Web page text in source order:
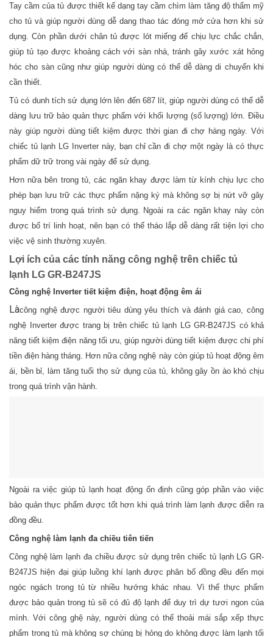
Tay cầm của tủ được thiết kế dạng tay cầm chìm làm tăng độ thẩm mỹ
cho tủ và giúp người dùng dễ dang thao tác đóng mở cửa hơn khi sử
dụng. Còn phần dưới chân tủ được lót miếng đế chịu lực chắc chắn,
giúp tủ tạo được khoảng cách với sàn nhà, tránh gây xước xát hỏng
hóc cho sàn cũng như giúp người dùng có thể dễ dàng di chuyển khi
cần thiết.
Tủ có dunh tích sử dụng lớn lên đến 687 lít, giúp người dùng có thể dễ
dàng lưu trữ bảo quản thực phẩm với khối lượng (số lượng) lớn. Điều
này giúp người dùng tiết kiệm được thời gian đi chợ hàng ngày. Với
chiếc tủ lạnh LG Inverter này, bạn chỉ cần đi chợ một ngày là có thực
phẩm dữ trữ trong vài ngày để sử dụng.
Hơn nữa bên trong tủ, các ngăn khay được làm từ kính chịu lực cho
phép bạn lưu trữ các thực phẩm nặng ký mà không sợ bị nứt vỡ gây
nguy hiểm trong quá trình sử dụng. Ngoài ra các ngăn khay này còn
được bố trí linh hoạt, nên bạn có thể tháo lắp dễ dàng rất tiện lợi cho
việc vệ sinh thường xuyên.
Lợi ích của các tính năng công nghệ trên chiếc tủ
lạnh LG GR-B247JS
Công nghệ Inverter tiết kiệm điện, hoạt động êm ái
Làcông nghệ được người tiêu dùng yêu thích và đánh giá cao, công
nghệ Inverter được trang bị trên chiếc tủ lạnh LG GR-B247JS có khả
năng tiết kiệm điện năng tối ưu, giúp người dùng tiết kiệm được chi phí
tiền điện hàng tháng. Hơn nữa công nghệ này còn giúp tủ hoạt động êm
ái, bền bỉ, làm tăng tuổi thọ sử dụng của tủ, không gây ồn ào khó chịu
trong quá trình vận hành.
Ngoài ra việc giúp tủ lạnh hoạt động ổn định cũng góp phần vào việc
bảo quản thực phẩm được tốt hơn khi quá trình làm lạnh được diễn ra
đồng đều.
Công nghệ làm lạnh đa chiều tiên tiến
Công nghệ làm lạnh đa chiều được sử dụng trên chiếc tủ lạnh LG GR-
B247JS hiện đại giúp luồng khí lạnh được phân bố đồng đều đến mọi
ngóc ngách trong tủ từ nhiều hướng khác nhau. Vì thế thực phẩm
được bảo quản trong tủ sẽ có đủ độ lạnh để duy trì dự tươi ngon của
mình. Với công ghệ này, người dùng có thể thoải mái sắp xếp thực
phẩm trong tủ mà không sợ chúng bị hỏng do không được làm lạnh tối